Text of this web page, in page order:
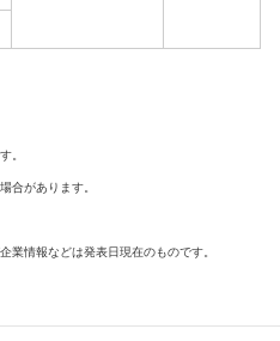
。
合があります。
業情報などは発表日現在のものです。